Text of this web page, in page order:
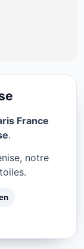
France
.
notre